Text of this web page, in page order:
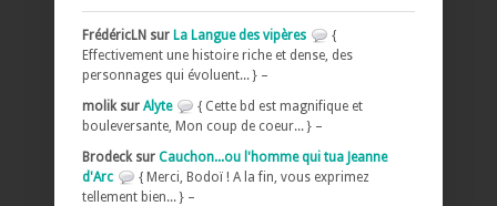
FrédéricLN sur La Langue des vipères
{
Effectivement une histoire riche et dense, des
personnages qui évoluent... } –
molik sur Alyte
{ Cette bd est magnifique et
bouleversante, Mon coup de coeur... } –
Brodeck sur Cauchon...ou l'homme qui tua Jeanne
d'Arc
{ Merci, Bodoï ! A la fin, vous exprimez
tellement bien... } –